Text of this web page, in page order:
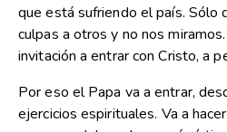
que está sufriendo el país. Sólo
culpas a otros y no nos
invitación a entrar con Cristo, a
Por eso el Papa va a entrar,
ejercicios espirituales. Va a